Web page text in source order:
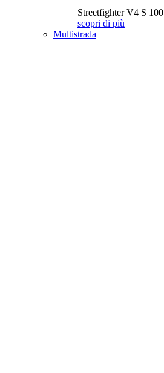
Streetfighter V4 S 100
scopri di più
Multistrada